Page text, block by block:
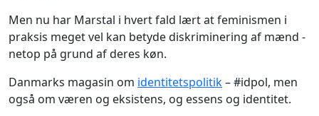
Men nu har Marstal i hvert fald lært at feminismen i
praksis meget vel kan betyde diskriminering af mænd -
netop på grund af deres køn.
Danmarks magasin om identitetspolitik– #idpol, men
også om væren og eksistens, og essens og identitet.